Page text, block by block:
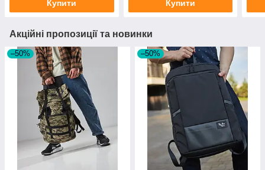
Купити Купити
Акційні пропозиції та новинки
–50% –50%